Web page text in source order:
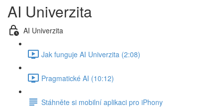
AI Univerzita
AI Univerzita
Jak funguje AI Univerzita (2:08)
Pragmatické AI (10:12)
Stáhněte si mobilní aplikaci pro iPhony